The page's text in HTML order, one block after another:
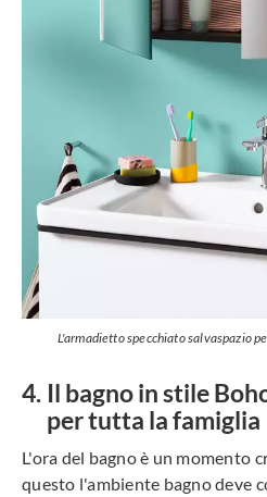
L'armadietto specchiato salvaspazio
Il bagno in stile
per tutta la famiglia
L'ora del bagno è un momento
questo l'ambiente bagno deve